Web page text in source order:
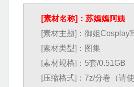
[素材名称]：苏嫣嫣阿姨
[素材主题]：御姐Cosplay
[素材类型]：图集
[素材规格]：5套/0.51GB
[压缩格式]：7z/分卷（请